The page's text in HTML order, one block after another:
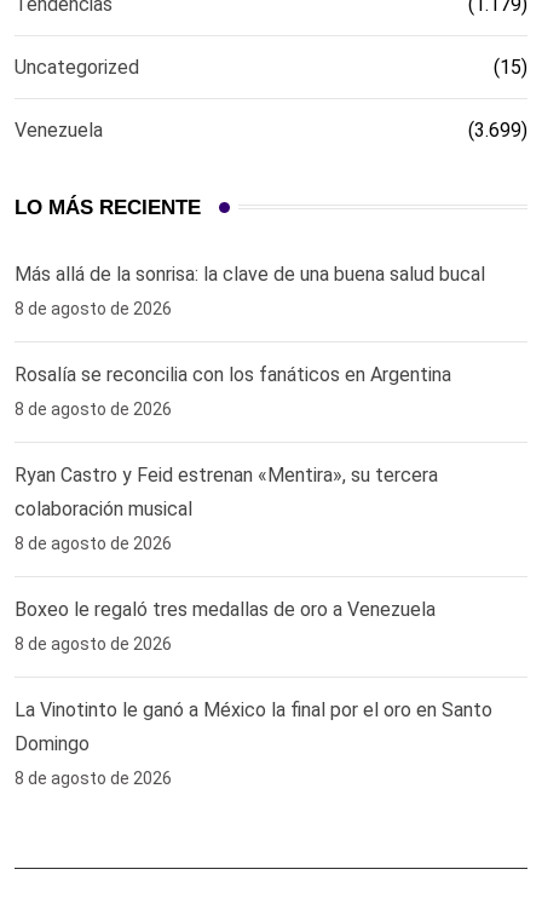
Uncategorized (15)
Venezuela (3.699)
LO MÁS RECIENTE
Más allá de la sonrisa: la clave de una buena salud bucal
8 de agosto de 2026
Rosalía se reconcilia con los fanáticos en Argentina
8 de agosto de 2026
Ryan Castro y Feid estrenan «Mentira», su tercera
colaboración musical
8 de agosto de 2026
Boxeo le regaló tres medallas de oro a Venezuela
8 de agosto de 2026
La Vinotinto le ganó a México la final por el oro en Santo
Domingo
8 de agosto de 2026